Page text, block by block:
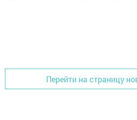
Перейти на страницу